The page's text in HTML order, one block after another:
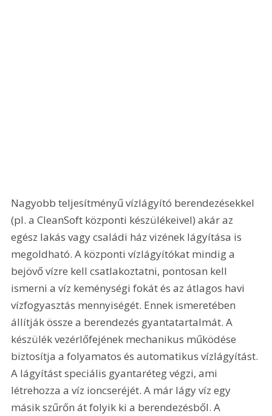
Nagyobb teljesítményű vízlágyító berendezésekkel
(pl. a CleanSoft központi készülékeivel) akár az
egész lakás vagy családi ház vizének lágyítása is
megoldható. A központi vízlágyítókat mindig a
bejövő vízre kell csatlakoztatni, pontosan kell
ismerni a víz keménységi fokát és az átlagos havi
vízfogyasztás mennyiségét. Ennek ismeretében
állítják össze a berendezés gyantatartalmát. A
készülék vezérlőfejének mechanikus működése
biztosítja a folyamatos és automatikus vízlágyítást.
A lágyítást speciális gyantaréteg végzi, ami
létrehozza a víz ioncseréjét. A már lágy víz egy
másik szűrőn át folyik ki a berendezésből. A